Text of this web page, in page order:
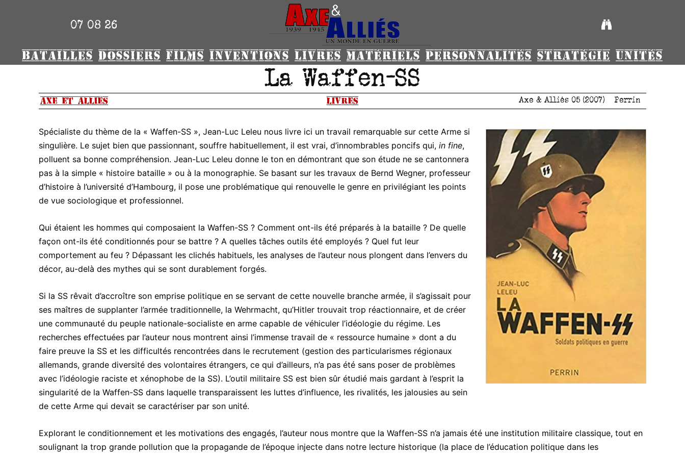
07 08 26
BATAILLES DOSSIERS FILMS INVENTIONS LIVRES MATÉRIELS PERSONNALITÉS STRATÉGIE UNITÉS
La Waffen-SS
Axe et Alliés Livres Axe & Alliés 05 (2007) Perrin
Spécialiste du thème de la « Waffen-SS », Jean-Luc Leleu nous livre ici un travail remarquable sur cette Arme si
singulière. Le sujet bien que passionnant, souffre habituellement, il est vrai, d’innombrables poncifs qui, in fine,
polluent sa bonne compréhension. Jean-Luc Leleu donne le ton en démontrant que son étude ne se cantonnera
pas à la simple « histoire bataille » ou à la monographie. Se basant sur les travaux de Bernd Wegner, professeur
d’histoire à l’université d’Hambourg, il pose une problématique qui renouvelle le genre en privilégiant les points
de vue sociologique et professionnel.
Qui étaient les hommes qui composaient la Waffen-SS ? Comment ont-ils été préparés à la bataille ? De quelle
façon ont-ils été conditionnés pour se battre ? A quelles tâches outils été employés ? Quel fut leur
comportement au feu ? Dépassant les clichés habituels, les analyses de l’auteur nous plongent dans l’envers du
décor, au-delà des mythes qui se sont durablement forgés.
Si la SS rêvait d’accroître son emprise politique en se servant de cette nouvelle branche armée, il s’agissait pour
ses maîtres de supplanter l’armée traditionnelle, la Wehrmacht, qu’Hitler trouvait trop réactionnaire, et de créer
une communauté du peuple nationale-socialiste en arme capable de véhiculer l’idéologie du régime. Les
recherches effectuées par l’auteur nous montrent ainsi l’immense travail de « ressource humaine » dont a du
faire preuve la SS et les difficultés rencontrées dans le recrutement (gestion des particularismes régionaux
allemands, grande diversité des volontaires étrangers, ce qui d’ailleurs, n’a pas été sans poser de problèmes
avec l’idéologie raciste et xénophobe de la SS). L’outil militaire SS est bien sûr étudié mais gardant à l’esprit la
singularité de la Waffen-SS dans laquelle transparaissent les luttes d’influence, les rivalités, les jalousies au sein
de cette Arme qui devait se caractériser par son unité.
Explorant le conditionnement et les motivations des engagés, l’auteur nous montre que la Waffen-SS n’a jamais été une institution militaire classique, tout en
soulignant la trop grande pollution que la propagande de l’époque injecte dans notre lecture historique (la place de l’éducation politique dans les